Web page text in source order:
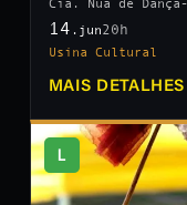
14 .jun20h
Usina Cultural
MAIS DETALHES
L